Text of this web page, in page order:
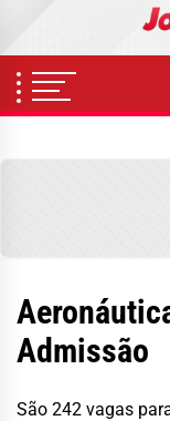
content
Admissão
São 242 vagas